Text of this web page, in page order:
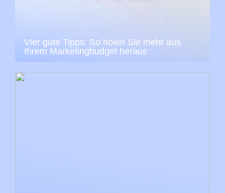
Vier gute Tipps: So holen Sie mehr aus
Ihrem Marketingbudget heraus